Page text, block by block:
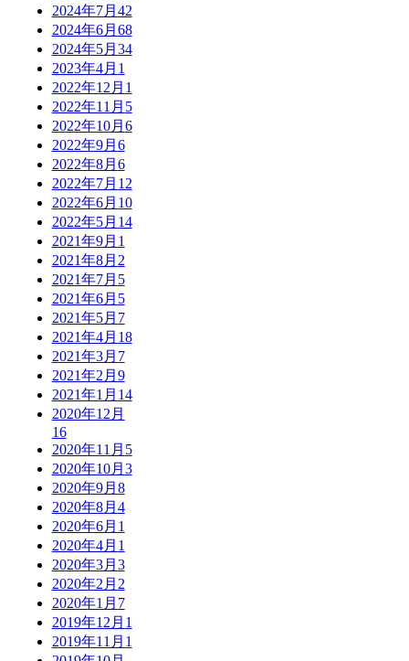
2024年7月 42
2024年6月 68
2024年5月 34
2023年4月 1
2022年12月 1
2022年11月 5
2022年10月 6
2022年9月 6
2022年8月 6
2022年7月 12
2022年6月 10
2022年5月 14
2021年9月 1
2021年8月 2
2021年7月 5
2021年6月 5
2021年5月 7
2021年4月 18
2021年3月 7
2021年2月 9
2021年1月 14
2020年12月
16
2020年11月 5
2020年10月 3
2020年9月 8
2020年8月 4
2020年6月 1
2020年4月 1
2020年3月 3
2020年2月 2
2020年1月 7
2019年12月 1
2019年11月 1